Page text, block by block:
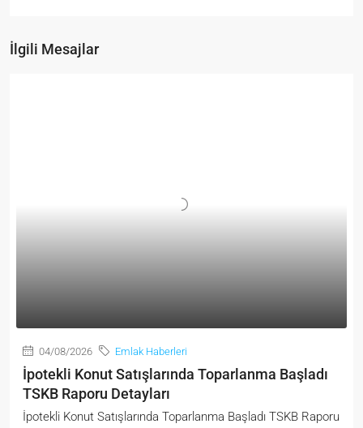
İlgili Mesajlar
04/08/2026 Emlak Haberleri
İpotekli Konut Satışlarında Toparlanma Başladı
TSKB Raporu Detayları
İpotekli Konut Satışlarında Toparlanma Başladı TSKB Raporu